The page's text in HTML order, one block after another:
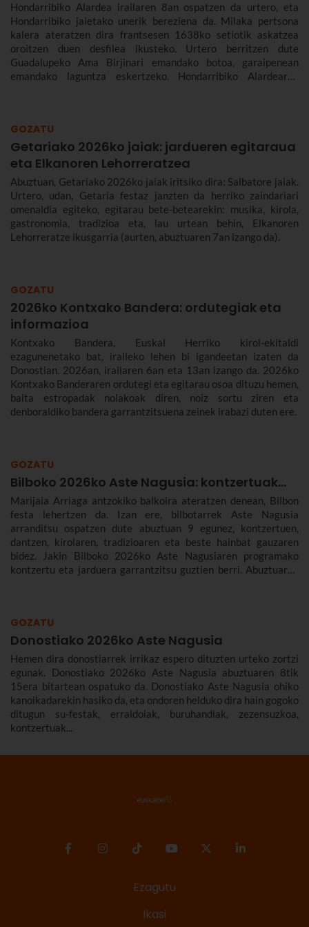
Hondarribiko Alardea irailaren 8an ospatzen da urtero, eta
Hondarribiko jaietako unerik bereziena da. Milaka pertsona
kalera ateratzen dira frantsesen 1638ko setiotik askatzea
oroitzen duen desfilea ikusteko. Urtero berritzen dute
Guadalupeko Ama Birjinari emandako botoa, garaipenean
emandako laguntza eskertzeko. Hondarribiko Alardearen
GOZATU
Getariako 2026ko jaiak: jardueren egitaraua
eta Elkanoren Lehorreratzea
Abuztuan, Getariako 2026ko jaiak iritsiko dira: Salbatore jaiak.
Urtero, udan, Getaria festaz janzten da herriko zaindariari
omenaldia egiteko, egitarau bete-betearekin: musika, kirola,
gastronomia, tradizioa eta, lau urtean behin, Elkanoren
Lehorreratze ikusgarria (aurten, abuztuaren 7an izango da).
GOZATU
2026ko Kontxako Bandera: ordutegiak eta
informazioa
Kontxako Bandera, Euskal Herriko kirol-ekitaldi
ezagunenetako bat, iraileko lehen bi igandeetan izaten da
Donostian. 2026an, irailaren 6an eta 13an izango da. 2026ko
Kontxako Banderaren ordutegi eta egitarau osoa dituzu hemen,
baita estropadak nolakoak diren, noiz sortu ziren eta
denboraldiko bandera garrantzitsuena zeinek irabazi duten ere.
GOZATU
Bilboko 2026ko Aste Nagusia: kontzertuak...
Marijaia Arriaga antzokiko balkoira ateratzen denean, Bilbon
festa lehertzen da. Izan ere, bilbotarrek Aste Nagusia
arranditsu ospatzen dute abuztuan 9 egunez, kontzertuen,
dantzen, kirolaren, tradizioaren eta beste hainbat gauzaren
bidez. Jakin Bilboko 2026ko Aste Nagusiaren programako
kontzertu eta jarduera garrantzitsu guztien berri. Abuztuaren
GOZATU
Donostiako 2026ko Aste Nagusia
Hemen dira donostiarrek irrikaz espero dituzten urteko zortzi
egunak. Donostiako 2026ko Aste Nagusia abuztuaren 8tik
15era bitartean ospatuko da. Donostiako Aste Nagusia ohiko
kanoikadarekin hasiko da, eta ondoren helduko dira hain gogoko
ditugun su-festak, erraldoiak, buruhandiak, zezensuzkoa,
kontzertuak...
Ezagutu
Ikasi